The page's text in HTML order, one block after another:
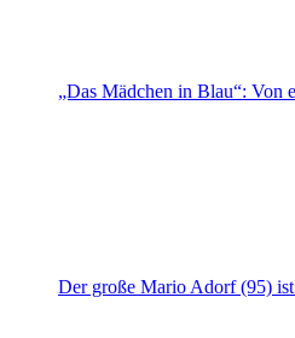
„Das Mädchen in Blau“: Von
Der große Mario Adorf (95)